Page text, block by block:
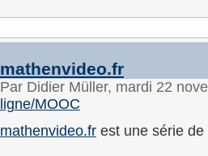
mathenvideo.fr
Par Didier Müller, mardi 22
ligne/MOOC
mathenvideo.fr est une série